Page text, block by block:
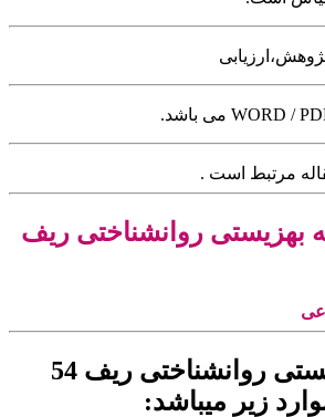
مرتبط است .
روانشناختی ریف
پرسشنامه بهزیستی روانشناختی ریف 54
زیر میباشد: